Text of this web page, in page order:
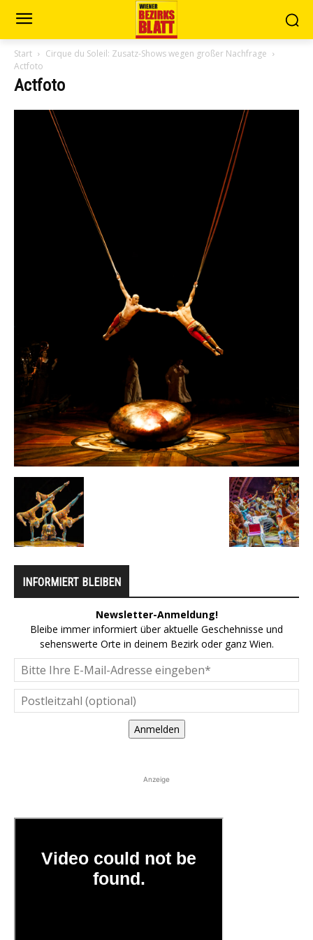
Start
Cirque du Soleil: Zusatz-Shows wegen großer Nachfrage
Actfoto
Actfoto
INFORMIERT BLEIBEN
Newsletter-Anmeldung!
Bleibe immer informiert über aktuelle Geschehnisse und
sehenswerte Orte in deinem Bezirk oder ganz Wien.
Anmelden
Anzeige